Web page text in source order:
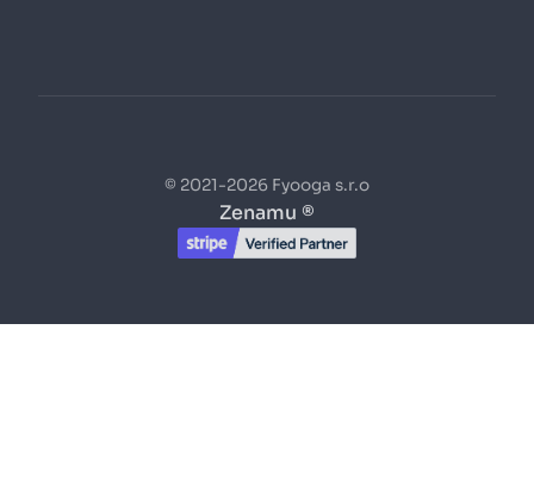
© 2021-2026 Fyooga s.r.o
Zenamu ®